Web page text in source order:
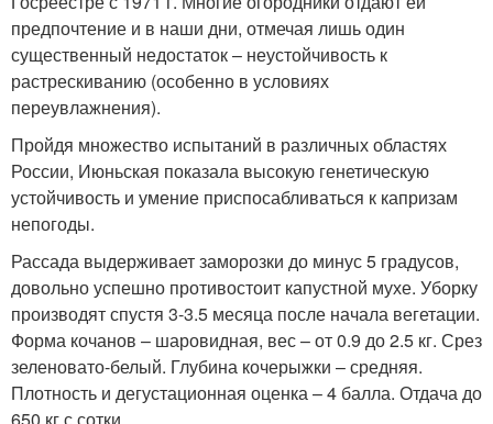
предпочтение и в наши дни, отмечая лишь один
существенный недостаток – неустойчивость к
растрескиванию (особенно в условиях
переувлажнения).
Пройдя множество испытаний в различных областях
России, Июньская показала высокую генетическую
устойчивость и умение приспосабливаться к капризам
непогоды.
Рассада выдерживает заморозки до минус 5 градусов,
довольно успешно противостоит капустной мухе. Уборку
производят спустя 3-3.5 месяца после начала вегетации.
Форма кочанов – шаровидная, вес – от 0.9 до 2.5 кг. Срез
зеленовато-белый. Глубина кочерыжки – средняя.
Плотность и дегустационная оценка – 4 балла. Отдача до